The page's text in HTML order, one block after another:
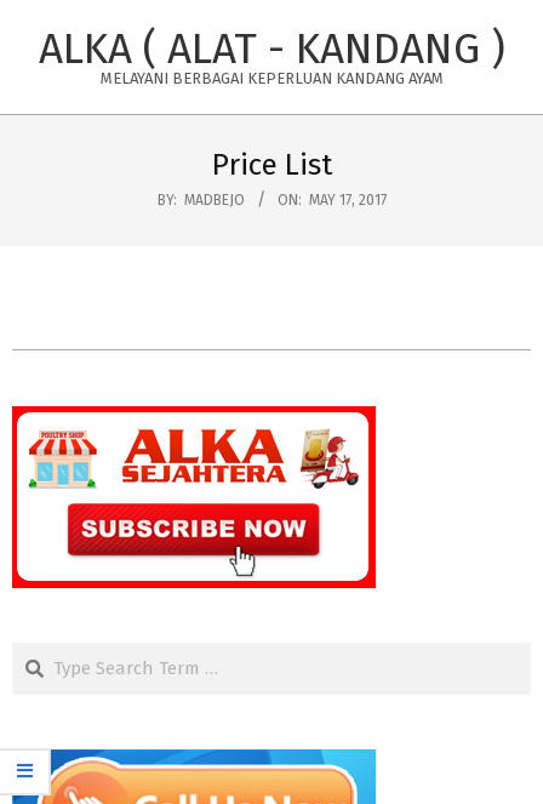
ALKA ( ALAT - KANDANG )
MELAYANI BERBAGAI KEPERLUAN KANDANG AYAM
Price List
BY: MADBEJO ON: MAY 17, 2017
17
Search